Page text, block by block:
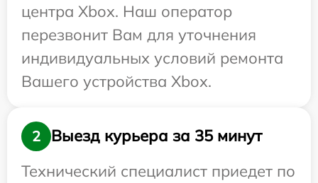
центра Xbox. Наш оператор
перезвонит Вам для уточнения
индивидуальных условий ремонта
Вашего устройства Xbox.
2
Выезд курьера за 35 минут
Технический специалист приедет по